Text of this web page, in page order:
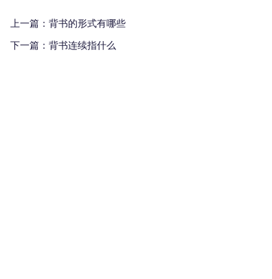
上一篇： 背书的形式有哪些
下一篇： 背书连续指什么